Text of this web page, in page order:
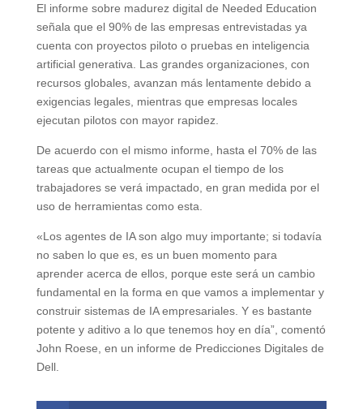
El informe sobre madurez digital de Needed Education
señala que el 90% de las empresas entrevistadas ya
cuenta con proyectos piloto o pruebas en inteligencia
artificial generativa. Las grandes organizaciones, con
recursos globales, avanzan más lentamente debido a
exigencias legales, mientras que empresas locales
ejecutan pilotos con mayor rapidez​.
De acuerdo con el mismo informe, hasta el 70% de las
tareas que actualmente ocupan el tiempo de los
trabajadores se verá impactado, en gran medida por el
uso de herramientas como esta.
«Los agentes de IA son algo muy importante; si todavía
no saben lo que es, es un buen momento para
aprender acerca de ellos, porque este será un cambio
fundamental en la forma en que vamos a implementar y
construir sistemas de IA empresariales. Y es bastante
potente y aditivo a lo que tenemos hoy en día”, comentó
John Roese, en un informe de Predicciones Digitales de
Dell.